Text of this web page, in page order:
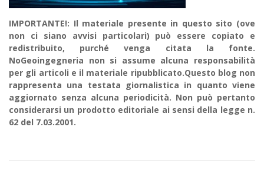
IMPORTANTE!: Il materiale presente in questo sito (ove
non ci siano avvisi particolari) può essere copiato e
redistribuito, purché venga citata la fonte.
NoGeoingegneria non si assume alcuna responsabilità
per gli articoli e il materiale ripubblicato.Questo blog non
rappresenta una testata giornalistica in quanto viene
aggiornato senza alcuna periodicità. Non può pertanto
considerarsi un prodotto editoriale ai sensi della legge n.
62 del 7.03.2001.